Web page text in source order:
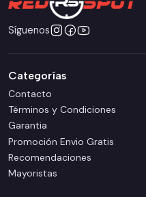
Síguenos
Categorías
Contacto
Términos y Condiciones
Garantia
Promoción Envio Gratis
Recomendaciones
Mayoristas